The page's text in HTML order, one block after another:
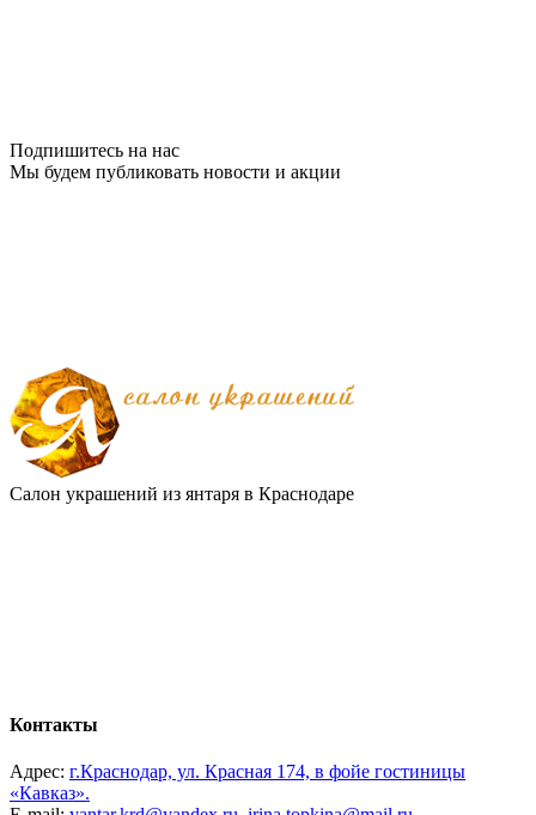
Подпишитесь на нас
Мы будем публиковать новости и акции
Салон украшений из янтаря в Краснодаре
Контакты
Адрес: г.Краснодар, ул. Красная 174, в фойе гостиницы
«Кавказ».